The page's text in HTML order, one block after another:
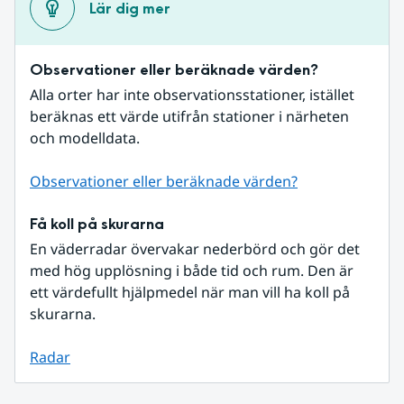
Lär dig mer
Observationer eller beräknade värden?
Alla orter har inte observationsstationer, istället
beräknas ett värde utifrån stationer i närheten
och modelldata.
Observationer eller beräknade värden?
Få koll på skurarna
En väderradar övervakar nederbörd och gör det
med hög upplösning i både tid och rum. Den är
ett värdefullt hjälpmedel när man vill ha koll på
skurarna.
Radar